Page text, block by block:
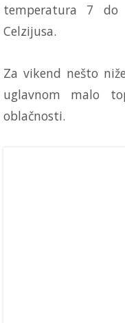
temperatura 7
Celzijusa.
Za vikend nešto
uglavnom malo
oblačnosti.